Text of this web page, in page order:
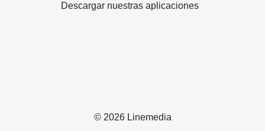
© 2026 Linemedia
Descargar nuestras aplicaciones